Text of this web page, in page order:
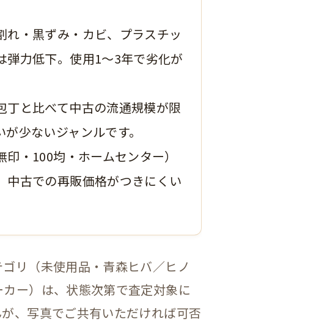
れ・黒ずみ・カビ、プラスチッ
弾力低下。使用1〜3年で劣化が
丁と比べて中古の流通規模が限
少ないジャンルです。
印・100均・ホームセンター）
中古での再販価格がつきにくい
リ（未使用品・青森ヒバ／ヒノ
ー）は、状態次第で査定対象に
、写真でご共有いただければ可否